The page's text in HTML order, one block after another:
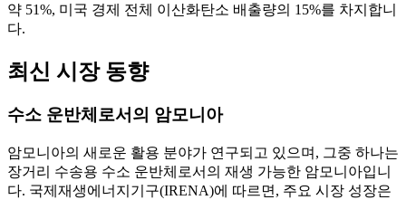
약 51%, 미국 경제 전체 이산화탄소 배출량의 15%를 차지합니
다.
최신 시장 동향
수소 운반체로서의 암모니아
암모니아의 새로운 활용 분야가 연구되고 있으며, 그중 하나는
장거리 수송용 수소 운반체로서의 재생 가능한 암모니아입니
다. 국제재생에너지기구(IRENA)에 따르면, 주요 시장 성장은